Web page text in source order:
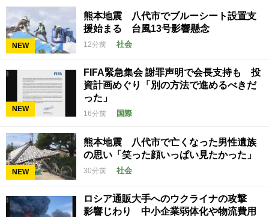
NEW
熊本地震 八代市でブルーシート設置支
援始まる 台風13号影響懸念
12分前 社会
NEW
FIFA緊急集会 謝罪声明で会長支持も 投
資計画めぐり「別の方法で進めるべきだ
った」
16分前 国際
NEW
熊本地震 八代市で亡くなった男性遺族
の思い「笑った顔いっぱい見たかった」
30分前 社会
ロシア通販大手へのウクライナの攻撃
影響じわり 中小企業弱体化や物流費用